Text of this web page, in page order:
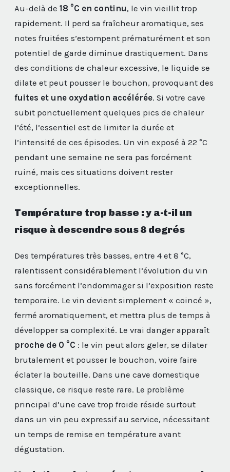
Au-delà de 18 °C en continu, le vin vieillit trop
rapidement. Il perd sa fraîcheur aromatique, ses
notes fruitées s’estompent prématurément et son
potentiel de garde diminue drastiquement. Dans
des conditions de chaleur excessive, le liquide se
dilate et peut pousser le bouchon, provoquant des
fuites et une oxydation accélérée. Si votre cave
subit ponctuellement quelques pics de chaleur
l’été, l’essentiel est de limiter la durée et
l’intensité de ces épisodes. Un vin exposé à 22 °C
pendant une semaine ne sera pas forcément
ruiné, mais ces situations doivent rester
exceptionnelles.
Température trop basse : y a-t-il un
risque à descendre sous 8 degrés
Des températures très basses, entre 4 et 8 °C,
ralentissent considérablement l’évolution du vin
sans forcément l’endommager si l’exposition reste
temporaire. Le vin devient simplement « coincé »,
fermé aromatiquement, et mettra plus de temps à
développer sa complexité. Le vrai danger apparaît
proche de 0 °C : le vin peut alors geler, se dilater
brutalement et pousser le bouchon, voire faire
éclater la bouteille. Dans une cave domestique
classique, ce risque reste rare. Le problème
principal d’une cave trop froide réside surtout
dans un vin peu expressif au service, nécessitant
un temps de remise en température avant
dégustation.